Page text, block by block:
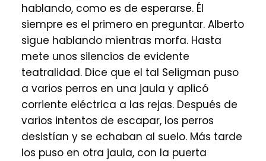
hablando, como es de esperarse. Él
siempre es el primero en preguntar. Alberto
sigue hablando mientras morfa. Hasta
mete unos silencios de evidente
teatralidad. Dice que el tal Seligman puso
a varios perros en una jaula y aplicó
corriente eléctrica a las rejas. Después de
varios intentos de escapar, los perros
desistían y se echaban al suelo. Más tarde
los puso en otra jaula, con la puerta